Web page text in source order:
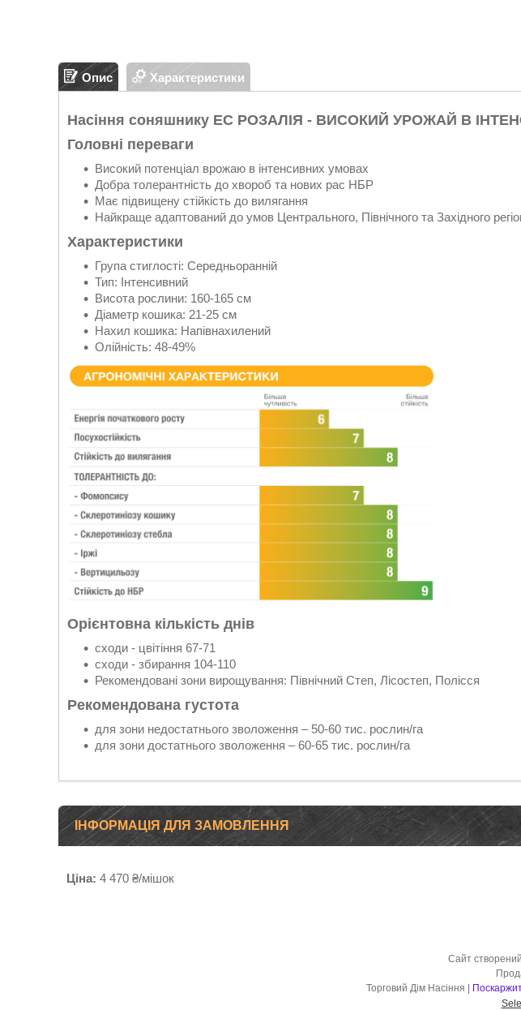
Опис Характеристики
Насіння соняшнику ЕС РОЗАЛІЯ - ВИСОКИЙ УРОЖАЙ В
Головні переваги
Високий потенціал врожаю в інтенсивних умовах
Добра толерантність до хвороб та нових рас НБР
Має підвищену стійкість до вилягання
Найкраще адаптований до умов Центрального, Північного та Західного
Характеристики
Група стиглості: Середньоранній
Тип: Інтенсивний
Висота рослини: 160-165 см
Діаметр кошика: 21-25 см
Нахил кошика: Напівнахилений
Олійність: 48-49%
Орієнтовна кількість днів
сходи - цвітіння 67-71
сходи - збирання 104-110
Рекомендовані зони вирощування: Північний Степ, Лісостеп, Полісся
Рекомендована густота
для зони недостатнього зволоження – 50-60 тис. рослин/га
для зони достатнього зволоження – 60-65 тис. рослин/га
ІНФОРМАЦІЯ ДЛЯ ЗАМОВЛЕННЯ
Ціна: 4 470 ₴/мішок
Сайт